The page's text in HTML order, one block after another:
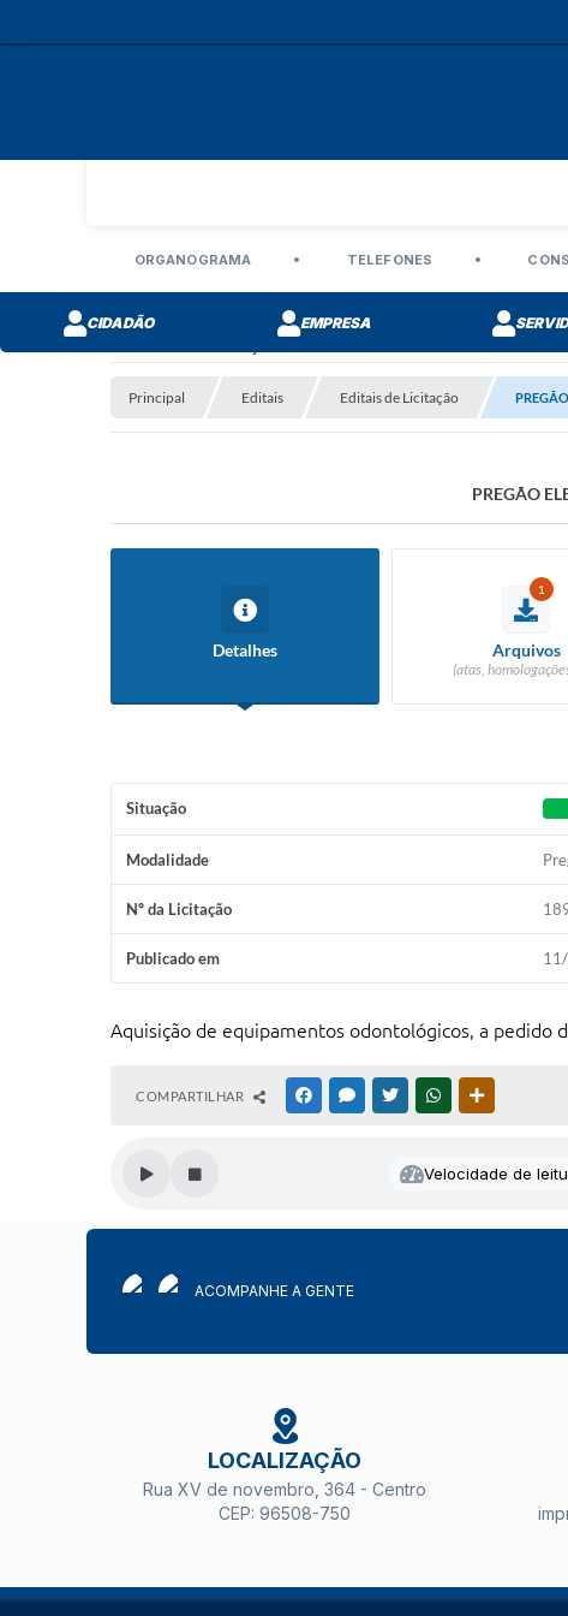
ORGANOGRAMA TELEFONES
CIDADÃO EMPRESA
Editais de Licitação
Principal Editais Editais de Licitação
PREGÃO
Detalhes
1
Arquivos
(atas,
Situação
Modalidade
Nº da Licitação
Publicado em
Aquisição de equipamentos odontológicos, a pedido
COMPARTILHAR FACEBOOKMESSENGER
TWITTERWHATSAPP
Velocidade de
ACOMPANHE A GENTE
LOCALIZAÇÃO
Rua XV de novembro, 364 - Centro
CEP: 96508-750